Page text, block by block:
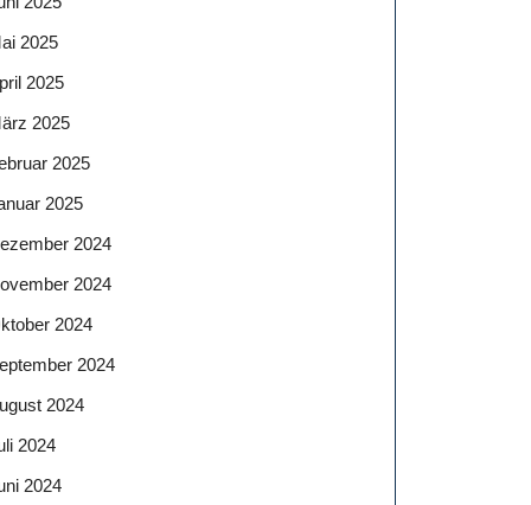
2025
2025
2025
2025
2025
2024
2024
2024
2024
2024
2024
2024